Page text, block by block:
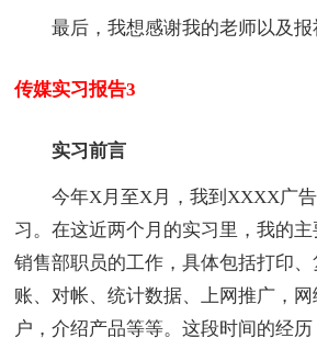
最后，我想感谢我的老师以及报
传媒实习报告3
实习前言
今年X月至X月，我到XXXX广告
习。在这近两个月的实习里，我的主
销售部职员的工作，具体包括打印
账、对帐、统计数据、上网推广，
户，介绍产品等等。这段时间的经